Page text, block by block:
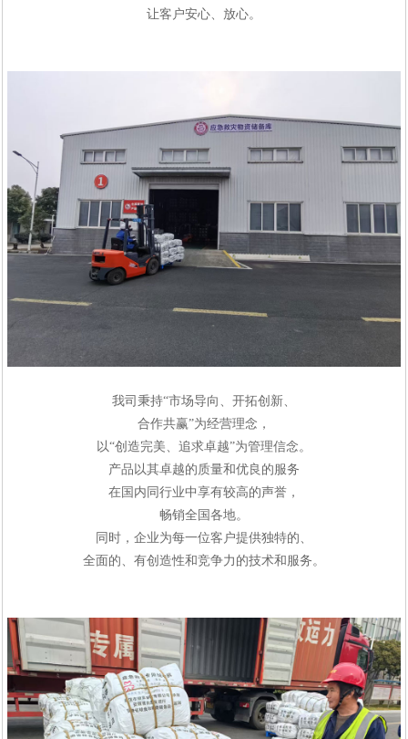
让客户安心、放心。
我司 秉持“市场导向、开拓创新、
合作共赢”为经营理念，
以“创造完美、追求卓越”为管理信念。
产品以其卓越的质量和优良的服务
在国内同行业中享有较高的声誉，
畅销全国各地。
同时，企业为每一位客户提供独特的、
全面的、有创造性和竞争力的技术和服务。